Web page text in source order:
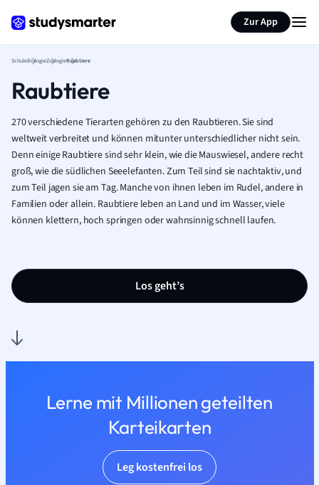
Zur App
SchuleBiologieZoologieRaubtiere
Raubtiere
270 verschiedene Tierarten gehören zu den Raubtieren. Sie sind
weltweit verbreitet und können mitunter unterschiedlicher nicht sein.
Denn einige Raubtiere sind sehr klein, wie die Mauswiesel, andere recht
groß, wie die südlichen Seeelefanten. Zum Teil sind sie nachtaktiv, und
zum Teil jagen sie am Tag. Manche von ihnen leben im Rudel, andere in
Familien oder allein. Raubtiere leben an Land und im Wasser, viele
können klettern, hoch springen oder wahnsinnig schnell laufen.
Los geht’s
Lerne mit Millionen geteilten
Karteikarten
Leg kostenfrei los
Seite zusammenfassen